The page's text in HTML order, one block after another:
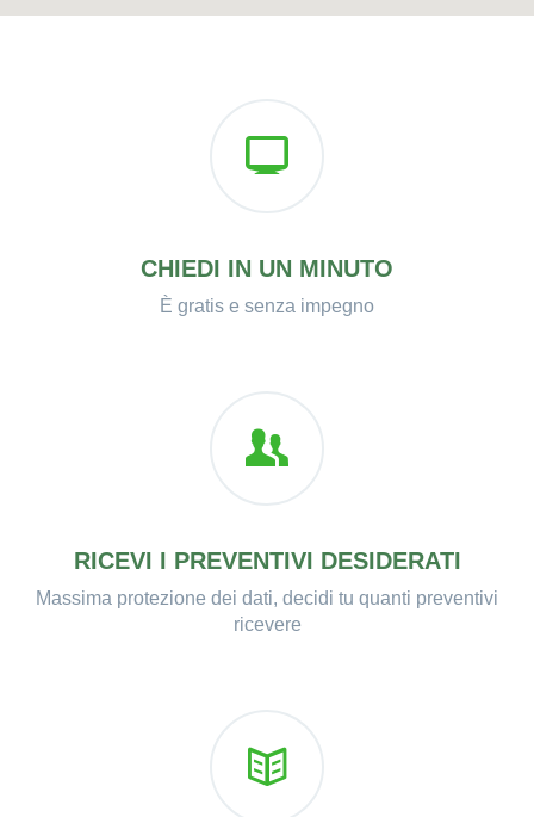
CHIEDI IN UN MINUTO
È gratis e senza impegno
RICEVI I PREVENTIVI DESIDERATI
Massima protezione dei dati, decidi tu quanti preventivi
ricevere